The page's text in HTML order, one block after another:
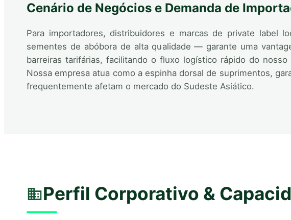
Cenário de Negócios e Demanda de
Para importadores, distribuidores e marcas de private label
sementes de abóbora de alta qualidade — garante uma
barreiras tarifárias, facilitando o fluxo logístico rápido do
Nossa empresa atua como a espinha dorsal de suprimentos,
frequentemente afetam o mercado do Sudeste Asiático.
Perfil Corporativo &